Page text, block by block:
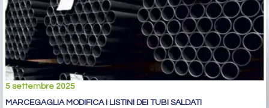
5 settembre 2025
MARCEGAGLIA MODIFICA I LISTINI DEI TUBI SALDATI